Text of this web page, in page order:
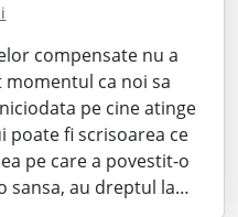
compensate nu a
momentul ca noi sa
pe cine atinge
poate fi scrisoarea ce
pe care a povestit-o
sansa, au dreptul la…